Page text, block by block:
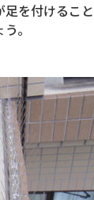
を付けること
。